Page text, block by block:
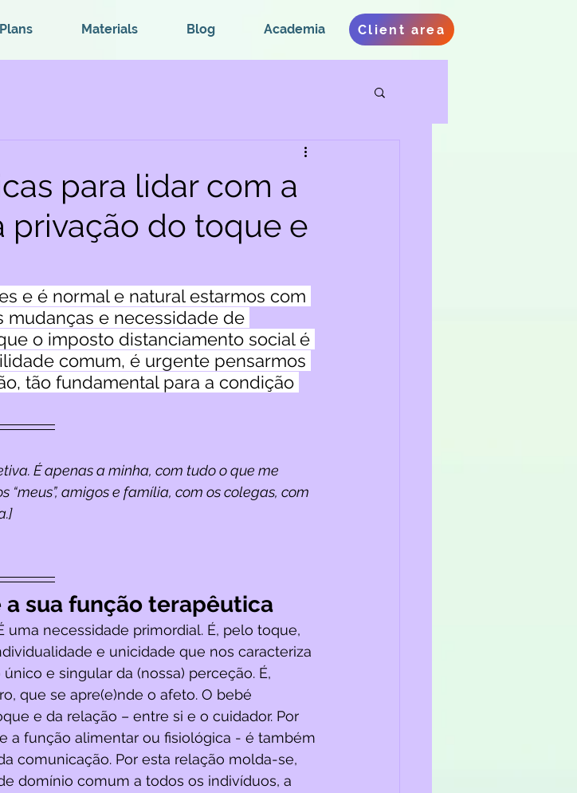
Plans Materials Blog Academia Client area
para lidar com a
privação do toque e
e é normal e natural estarmos com
mudanças e necessidade de
o imposto distanciamento social é
comum, é urgente pensarmos
tão fundamental para a condição
É apenas a minha, com tudo o que me
amigos e família, com os colegas, com
sua função terapêutica
necessidade primordial. É, pelo toque,
e unicidade que nos caracteriza
e singular da (nossa) perceção. É,
que se apre(e)nde o afeto. O bebé
e da relação – entre si e o cuidador. Por
a função alimentar ou fisiológica - é também
comunicação. Por esta relação molda-se,
domínio comum a todos os indivíduos, a